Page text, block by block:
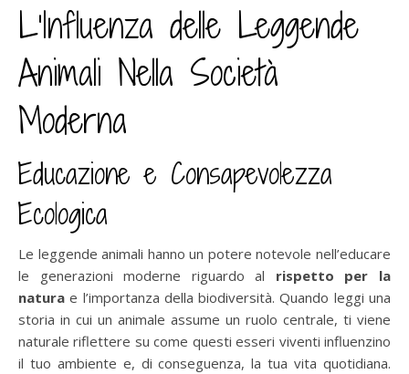
L’Influenza delle Leggende
Animali Nella Società
Moderna
Educazione e Consapevolezza
Ecologica
Le leggende animali hanno un potere notevole nell’educare
le generazioni moderne riguardo al rispetto per la
natura e l’importanza della biodiversità. Quando leggi una
storia in cui un animale assume un ruolo centrale, ti viene
naturale riflettere su come questi esseri viventi influenzino
il tuo ambiente e, di conseguenza, la tua vita quotidiana.